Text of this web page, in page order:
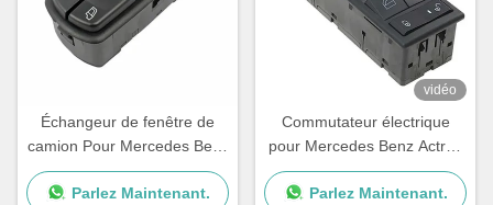
Échangeur de fenêtre de
camion Pour Mercedes Benz
OEM A0045451813
A0055451313 A0045401805
Parlez Maintenant.
vidéo
Commutateur électrique
pour Mercedes Benz Actros
MP4
Parlez Maintenant.